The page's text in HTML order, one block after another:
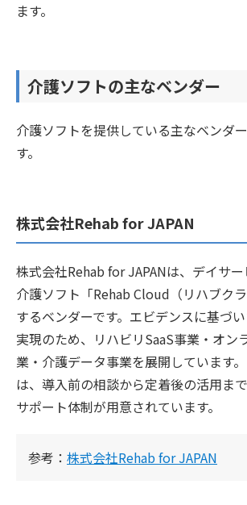
ます。
介護ソフトの主なベンダー
介護ソフトを提供している主なベンダ
す。
株式会社Rehab for JAPAN
株式会社Rehab for JAPANは、デイサ
介護ソフト「Rehab Cloud（リハブク
するベンダーです。エビデンスに基づ
実現のため、リハビリSaaS事業・オン
業・介護データ事業を展開しています
は、導入前の相談から定着後の活用ま
サポート体制が用意されています。
参考： 株式会社Rehab for JAPAN